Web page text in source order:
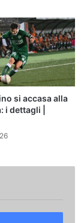
si accasa alla
i dettagli |